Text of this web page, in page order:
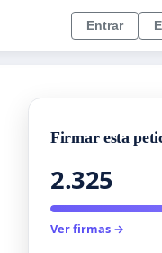
Entrar
Firmar esta
2.325
Ver firmas →